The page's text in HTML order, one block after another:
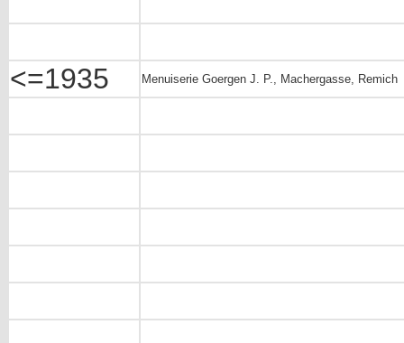
<=1935 Menuiserie Goergen J. P., Machergasse, Remich